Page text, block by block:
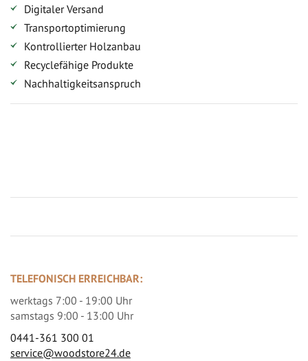
Digitaler Versand
Transportoptimierung
Kontrollierter Holzanbau
Recyclefähige Produkte
Nachhaltigkeitsanspruch
TELEFONISCH ERREICHBAR:
werktags 7:00 - 19:00 Uhr
samstags 9:00 - 13:00 Uhr
0441-361 300 01
service@woodstore24.de